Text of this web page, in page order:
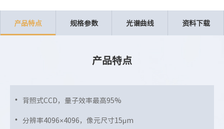
产品特点 规格参数 光谱曲线 资料下载
产品特点
背照式CCD，量子效率最高95%
分辨率4096×4096，像元尺寸15μm